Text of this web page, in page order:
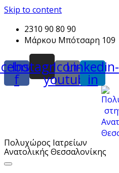
Skip to content
2310 90 80 90
Μάρκου Μπότσαρη 109
f
Instagram
Icon-
youtube
Linkedin-
in
Πολυχώρος Ιατρείων
Ανατολικής Θεσσαλονίκης